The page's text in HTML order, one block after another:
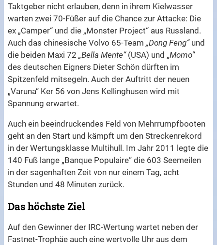
Taktgeber nicht erlauben, denn in ihrem Kielwasser
warten zwei 70-Füßer auf die Chance zur Attacke: Die
ex „Camper“ und die „Monster Project“ aus Russland.
Auch das chinesische Volvo 65-Team„Dong Feng“und
die beiden Maxi 72„Bella Mente“(USA) und „Momo“
des deutschen Eigners Dieter Schön dürften im
Spitzenfeld mitsegeln. Auch der Auftritt der neuen
„Varuna“ Ker 56 von Jens Kellinghusen wird mit
Spannung erwartet.
Auch ein beeindruckendes Feld von Mehrrumpfbooten
geht an den Start und kämpft um den Streckenrekord
in der Wertungsklasse Multihull. Im Jahr 2011 legte die
140 Fuß lange „Banque Populaire“ die 603 Seemeilen
in der sagenhaften Zeit von nur einem Tag, acht
Stunden und 48 Minuten zurück.
Das höchste Ziel
Auf den Gewinner der IRC-Wertung wartet neben der
Fastnet-Trophäe auch eine wertvolle Uhr aus dem